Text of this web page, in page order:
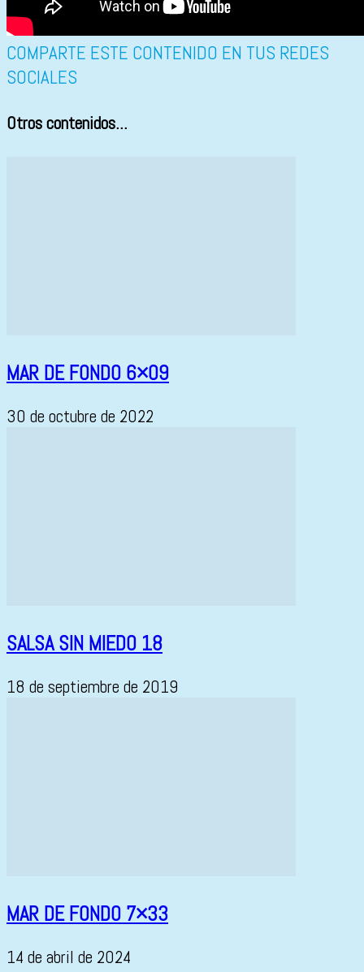
COMPARTE ESTE CONTENIDO EN TUS REDES
SOCIALES
Otros contenidos...
MAR DE FONDO 6×09
30 de octubre de 2022
SALSA SIN MIEDO 18
18 de septiembre de 2019
MAR DE FONDO 7×33
14 de abril de 2024